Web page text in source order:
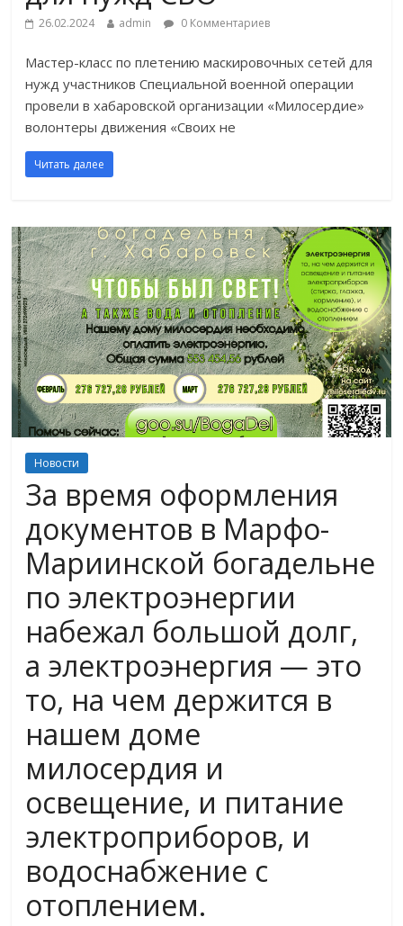
26.02.2024 admin 0 Комментариев
Мастер-класс по плетению маскировочных сетей для
нужд участников Специальной военной операции
провели в хабаровской организации «Милосердие»
волонтеры движения «Своих не
Читать далее
Новости
За время оформления
документов в Марфо-
Мариинской богадельне
по электроэнергии
набежал большой долг,
а электроэнергия — это
то, на чем держится в
нашем доме
милосердия и
освещение, и питание
электроприборов, и
водоснабжение с
отоплением.